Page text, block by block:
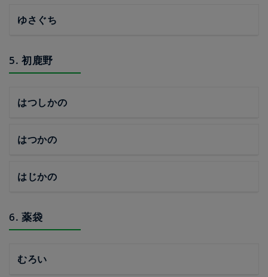
ゆさぐち
5. 初鹿野
はつしかの
はつかの
はじかの
6. 薬袋
むろい